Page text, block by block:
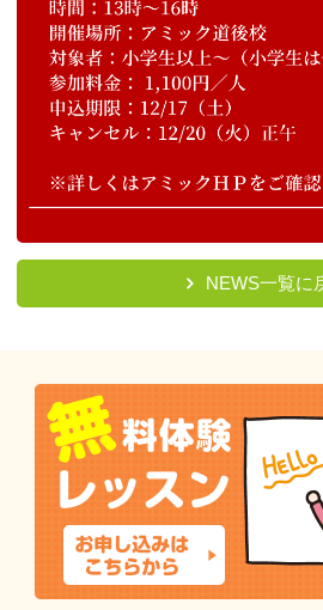
NEWS一覧に